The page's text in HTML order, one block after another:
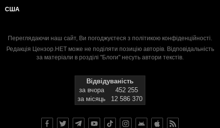
США
Переглядаючи наш сайт, Ви погоджуєтеся з політикою конфіденційності.
Редакція Цензор.НЕТ може не поділяти позицію авторів. Відповідальність
за матеріали в розділі "Блоги" несуть автори текстів.
Відвідуваність
за вчора
452 255
за місяць
12 586 370